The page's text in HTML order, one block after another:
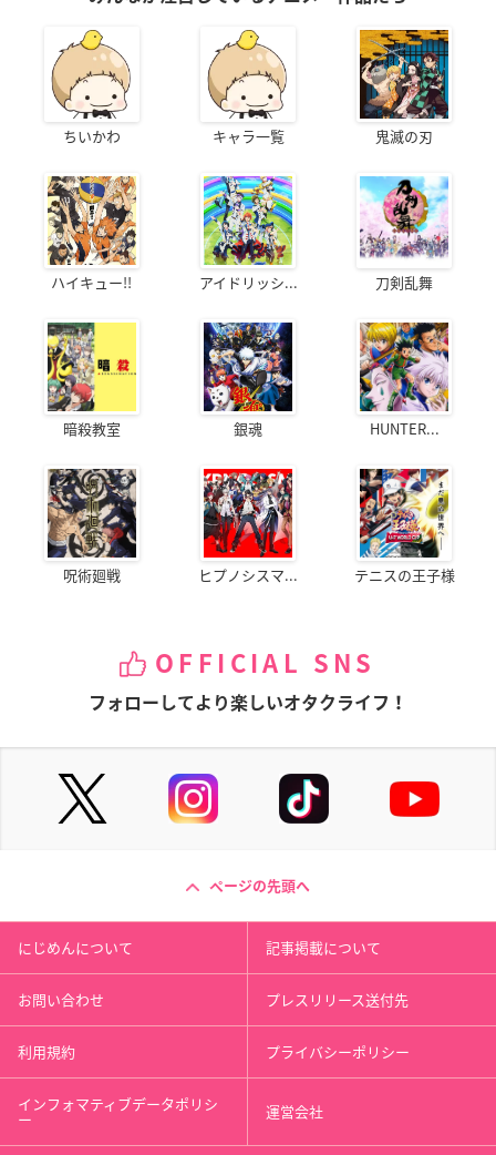
ちいかわ キャラ一覧 鬼滅の刃
ハイキュー!! アイドリッシ... 刀剣乱舞
暗殺教室 銀魂 HUNTER...
呪術廻戦 ヒプノシスマ... テニスの王子様
OFFICIAL SNS
フォローしてより楽しいオタクライフ！
ページの先頭へ
にじめんについて 記事掲載について
お問い合わせ プレスリリース送付先
利用規約 プライバシーポリシー
インフォマティブデータポリシ
ー 運営会社